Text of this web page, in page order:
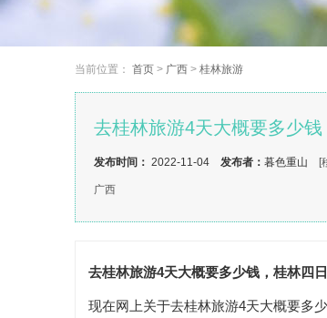
当前位置： 首页 > 广西 > 桂林旅游
去桂林旅游4天大概要多少
发布时间： 2022-11-04 发布者： 暮色重山 [
广西
去桂林旅游4天大概要多少钱，桂林四
现在网上关于去桂林旅游4天大概要多